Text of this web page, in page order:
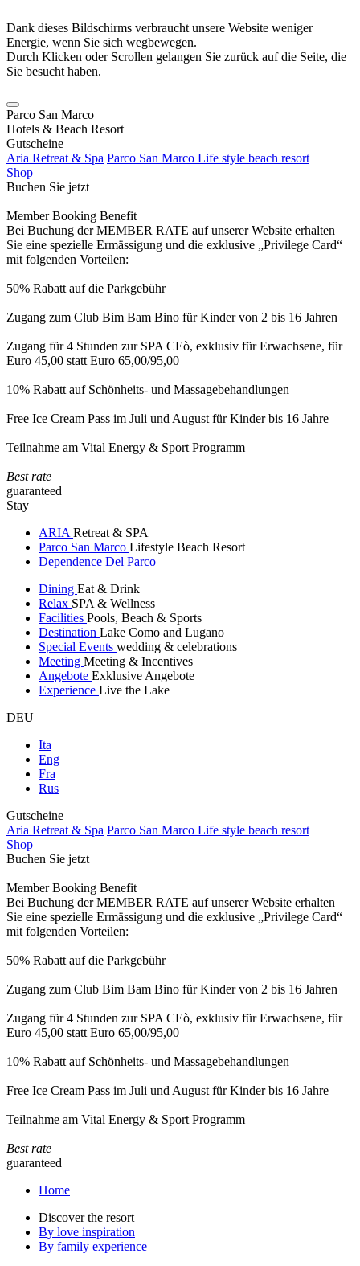
Dank dieses Bildschirms verbraucht unsere Website weniger
Energie, wenn Sie sich wegbewegen.
Durch Klicken oder Scrollen gelangen Sie zurück auf die Seite, die
Sie besucht haben.
Parco San Marco
Hotels & Beach Resort
Gutscheine
Aria Retreat & Spa Parco San Marco Life style beach resort
Shop
Buchen Sie jetzt
Member Booking Benefit
Bei Buchung der MEMBER RATE auf unserer Website erhalten
Sie eine spezielle Ermässigung und die exklusive „Privilege Card“
mit folgenden Vorteilen:
50% Rabatt auf die Parkgebühr
Zugang zum Club Bim Bam Bino für Kinder von 2 bis 16 Jahren
Zugang für 4 Stunden zur SPA CEò, exklusiv für Erwachsene, für
Euro 45,00 statt Euro 65,00/95,00
10% Rabatt auf Schönheits- und Massagebehandlungen
Free Ice Cream Pass im Juli und August für Kinder bis 16 Jahre
Teilnahme am Vital Energy & Sport Programm
Best rate
guaranteed
Stay
ARIA Retreat & SPA
Parco San Marco Lifestyle Beach Resort
Dependence Del Parco
Dining Eat & Drink
Relax SPA & Wellness
Facilities Pools, Beach & Sports
Destination Lake Como and Lugano
Special Events wedding & celebrations
Meeting Meeting & Incentives
Angebote Exklusive Angebote
Experience Live the Lake
DEU
Ita
Eng
Fra
Rus
Gutscheine
Aria Retreat & Spa Parco San Marco Life style beach resort
Shop
Buchen Sie jetzt
Member Booking Benefit
Bei Buchung der MEMBER RATE auf unserer Website erhalten
Sie eine spezielle Ermässigung und die exklusive „Privilege Card“
mit folgenden Vorteilen:
50% Rabatt auf die Parkgebühr
Zugang zum Club Bim Bam Bino für Kinder von 2 bis 16 Jahren
Zugang für 4 Stunden zur SPA CEò, exklusiv für Erwachsene, für
Euro 45,00 statt Euro 65,00/95,00
10% Rabatt auf Schönheits- und Massagebehandlungen
Free Ice Cream Pass im Juli und August für Kinder bis 16 Jahre
Teilnahme am Vital Energy & Sport Programm
Best rate
guaranteed
Home
Discover the resort
By love inspiration
By family experience